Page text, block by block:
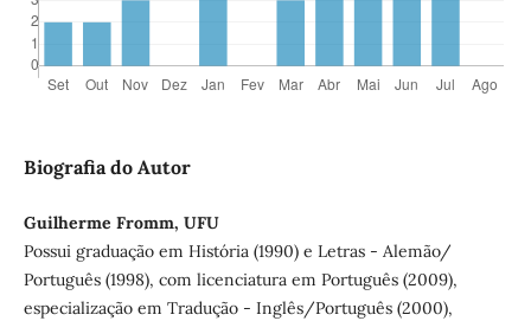
Biografia do Autor
Guilherme Fromm, UFU
Possui graduação em História (1990) e Letras - Alemão/
Português (1998), com licenciatura em Português (2009),
especialização em Tradução - Inglês/Português (2000),